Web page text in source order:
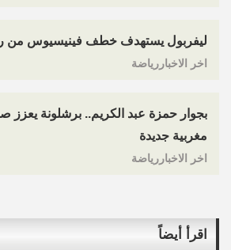
ليفربول يستهدف خطف فينيسيوس من
اخر الاخباررياضة
بجوار حمزة عبد الكريم.. برشلونة يعزز
مغربية جديدة
اخر الاخباررياضة
اقرأ أيضاً